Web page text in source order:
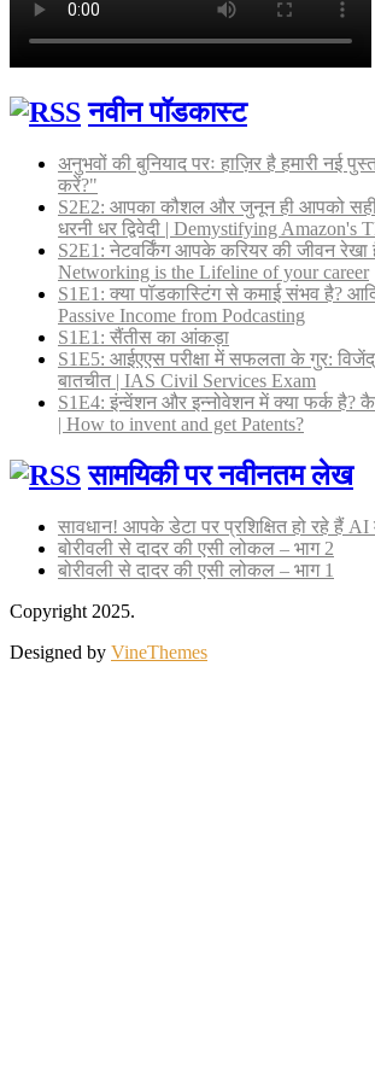
नवीन पॉडकास्ट
अनुभवों की बुनियाद परः हाज़िर है हमारी नई
करें?"
S2E2: आपका कौशल और जुनून ही आपको सही
धरनी धर द्विवेदी | Demystifying
S2E1: नेटवर्किंग आपके करियर की जीवन रेखा
Networking is the Lifeline of your career
S1E1: क्या पॉडकास्टिंग से कमाई संभव है?
Passive Income from Podcasting
S1E1: सैंतीस का आंकड़ा
S1E5: आईएएस परीक्षा में सफलता के गुर:
बातचीत | IAS Civil Services Exam
S1E4: इंन्वेंशन और इन्नोवेशन में क्या फर्क है?
| How to invent and get Patents?
सामयिकी पर नवीनतम लेख
सावधान! आपके डेटा पर प्रशिक्षित हो रहे हैं
बोरीवली से दादर की एसी लोकल – भाग 2
बोरीवली से दादर की एसी लोकल – भाग 1
Copyright 2025.
Designed by VineThemes